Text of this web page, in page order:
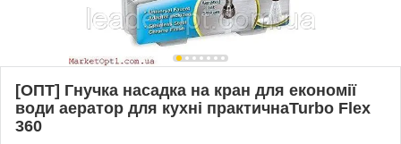
[ОПТ] Гнучка насадка на кран для економії
води аератор для кухні практичнаTurbo Flex
360